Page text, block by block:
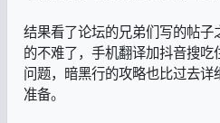
结果看了论坛的兄弟们写的帖
的不难了，手机翻译加抖音搜
问题，暗黑行的攻略也比过去
准备。